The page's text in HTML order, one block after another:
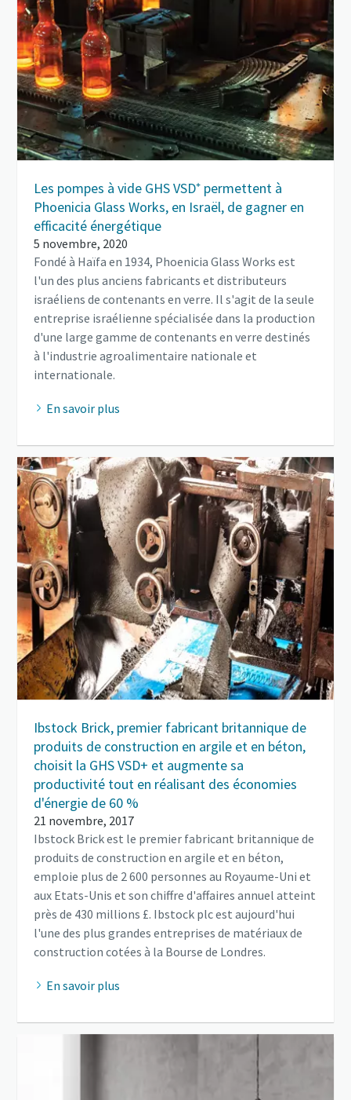
Les pompes à vide GHS VSD⁺ permettent à
Phoenicia Glass Works, en Israël, de gagner en
efficacité énergétique
5 novembre, 2020
Fondé à Haïfa en 1934, Phoenicia Glass Works est
l'un des plus anciens fabricants et distributeurs
israéliens de contenants en verre. Il s'agit de la seule
entreprise israélienne spécialisée dans la production
d'une large gamme de contenants en verre destinés
à l'industrie agroalimentaire nationale et
internationale.
En savoir plus
Ibstock Brick, premier fabricant britannique de
produits de construction en argile et en béton,
choisit la GHS VSD+ et augmente sa
productivité tout en réalisant des économies
d'énergie de 60 %
21 novembre, 2017
Ibstock Brick est le premier fabricant britannique de
produits de construction en argile et en béton,
emploie plus de 2 600 personnes au Royaume-Uni et
aux Etats-Unis et son chiffre d'affaires annuel atteint
près de 430 millions £. Ibstock plc est aujourd'hui
l'une des plus grandes entreprises de matériaux de
construction cotées à la Bourse de Londres.
En savoir plus